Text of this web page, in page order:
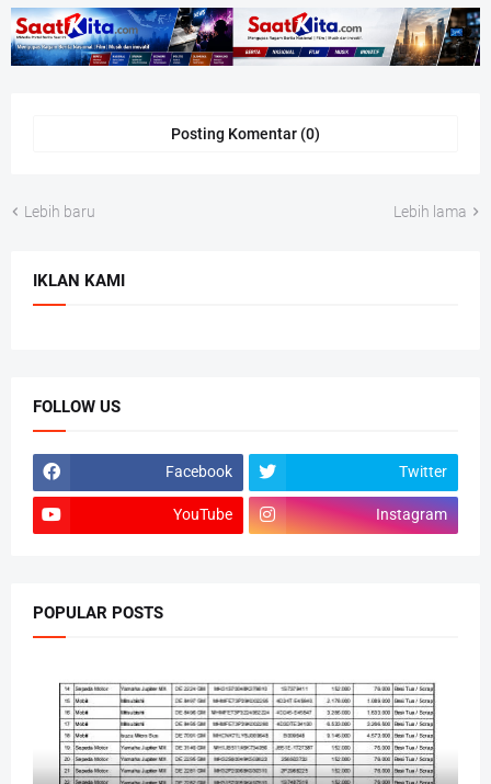
Posting Komentar (0)
Lebih baru Lebih lama
IKLAN KAMI
FOLLOW US
Facebook Twitter
YouTube Instagram
POPULAR POSTS